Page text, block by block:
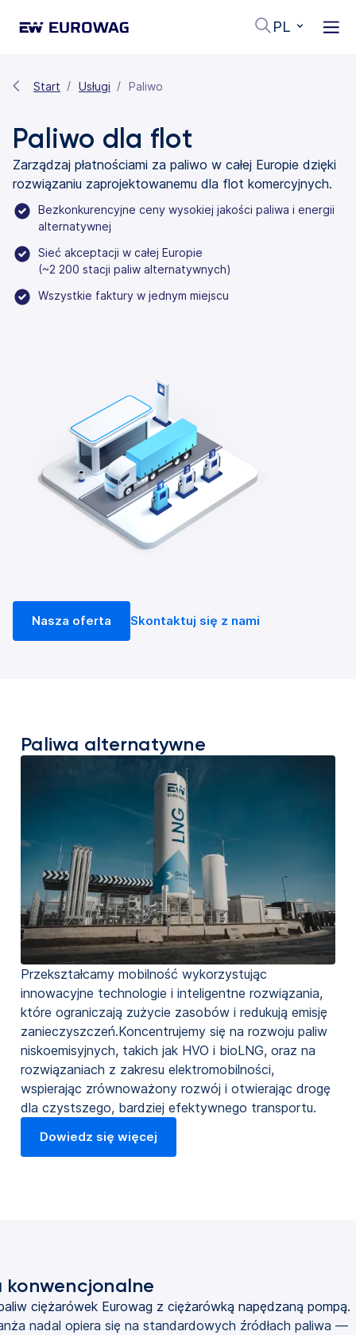
PL
Start Usługi Paliwo
Paliwo dla flot
Zarządzaj płatnościami za paliwo w całej Europie dzięki
rozwiązaniu zaprojektowanemu dla flot komercyjnych.
Bezkonkurencyjne ceny wysokiej jakości paliwa i energii
alternatywnej
Sieć akceptacji w całej Europie
(~2 200 stacji paliw alternatywnych)
Wszystkie faktury w jednym miejscu
Nasza oferta Skontaktuj się z nami
Paliwa alternatywne
Przekształcamy mobilność wykorzystując
innowacyjne technologie i inteligentne rozwiązania,
które ograniczają zużycie zasobów i redukują emisję
zanieczyszczeń.Koncentrujemy się na rozwoju paliw
niskoemisyjnych, takich jak HVO i bioLNG, oraz na
rozwiązaniach z zakresu elektromobilności,
wspierając zrównoważony rozwój i otwierając drogę
dla czystszego, bardziej efektywnego transportu.
Dowiedz się więcej
konwencjonalne
nadal opiera się na standardowych źródłach paliwa —